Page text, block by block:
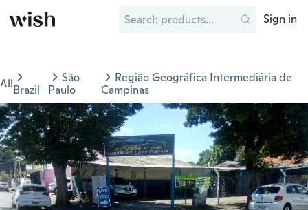
Sign in
AllBrazil
São
Paulo
Região Geográfica Intermediária de
Campinas